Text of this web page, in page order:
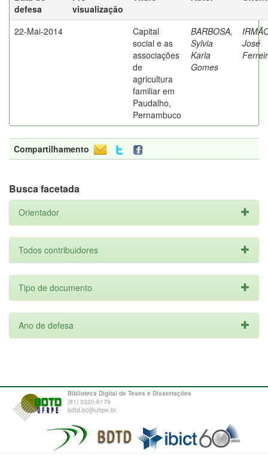
defesa
visualização
22-Mai-2014
Capital
social e as
associações
de
agricultura
familiar em
Paudalho,
Pernambuco
BARBOSA,
Sylvia
Karla
Gomes
José
Compartilhamento
Busca facetada
Orientador
Todos contribuidores
Tipo de documento
Ano de defesa
Biblioteca Digital de Teses e Dissertações
(81) 3320-6179
bdtd.bc@ufrpe.br